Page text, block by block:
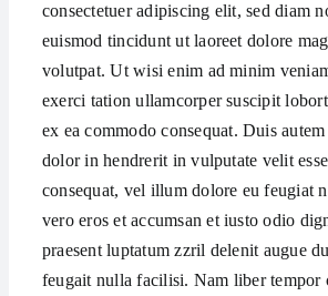
consectetuer adipiscing elit, sed diam
euismod tincidunt ut laoreet dolore
volutpat. Ut wisi enim ad minim
exerci tation ullamcorper suscipit
ex ea commodo consequat. Duis
dolor in hendrerit in vulputate velit
consequat, vel illum dolore eu feugiat
vero eros et accumsan et iusto odio
praesent luptatum zzril delenit augue
feugait nulla facilisi. Nam liber tempor